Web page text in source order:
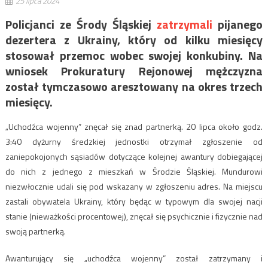
Policjanci ze Środy Śląskiej zatrzymali pijanego
dezertera z Ukrainy, który od kilku miesięcy
stosował przemoc wobec swojej konkubiny. Na
wniosek Prokuratury Rejonowej mężczyzna
został tymczasowo aresztowany na okres trzech
miesięcy.
„Uchodźca wojenny” znęcał się znad partnerką. 20 lipca około godz.
3:40 dyżurny średzkiej jednostki otrzymał zgłoszenie od
zaniepokojonych sąsiadów dotyczące kolejnej awantury dobiegającej
do nich z jednego z mieszkań w Środzie Śląskiej. Mundurowi
niezwłocznie udali się pod wskazany w zgłoszeniu adres. Na miejscu
zastali obywatela Ukrainy, który będąc w typowym dla swojej nacji
stanie (nieważkości procentowej), znęcał się psychicznie i fizycznie nad
swoją partnerką.
Awanturujący się „uchodźca wojenny” został zatrzymany i